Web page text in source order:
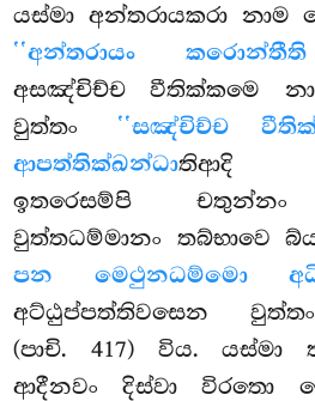
යස්මා අන්තරායකරා
‘‘අන්තරායං කරොන්තීති
අසඤ්චිච්ච වීතික්කමෙ
වුත්තං ‘‘සඤ්චිච්ච
ආපත්තික්ඛන්ධාතිආදි
ඉතරෙසම්පි චතුන්නං
වුත්තධම්මානං තබ්භාවෙ
පන මෙථුනධම්මො
අට්ඨුප්පත්තිවසෙන වුත්තං
(පාචි. 417) විය. යස්මා
ආදීනවං දිස්වා විරතො